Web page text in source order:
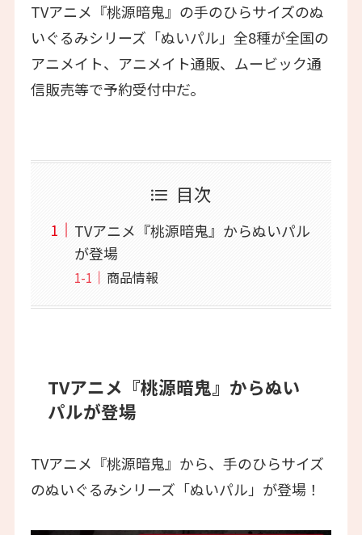
TVアニメ『桃源暗鬼』の手のひらサイズのぬ
いぐるみシリーズ「ぬいパル」全8種が全国の
アニメイト、アニメイト通販、ムービック通
信販売等で予約受付中だ。
目次
TVアニメ『桃源暗鬼』からぬいパル
が登場
商品情報
TVアニメ『桃源暗鬼』からぬい
パルが登場
TVアニメ『桃源暗鬼』から、手のひらサイズ
のぬいぐるみシリーズ「ぬいパル」が登場！